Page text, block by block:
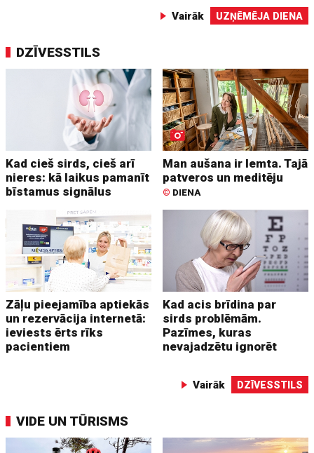
Vairāk UZŅĒMĒJA DIENA
DZĪVESSTILS
Kad cieš sirds, cieš arī
nieres: kā laikus pamanīt
bīstamus signālus
Man aušana ir lemta. Tajā
patveros un meditēju
© DIENA
Zāļu pieejamība aptiekās
un rezervācija internetā:
ieviests ērts rīks
pacientiem
Kad acis brīdina par
sirds problēmām.
Pazīmes, kuras
nevajadzētu ignorēt
Vairāk DZĪVESSTILS
VIDE UN TŪRISMS